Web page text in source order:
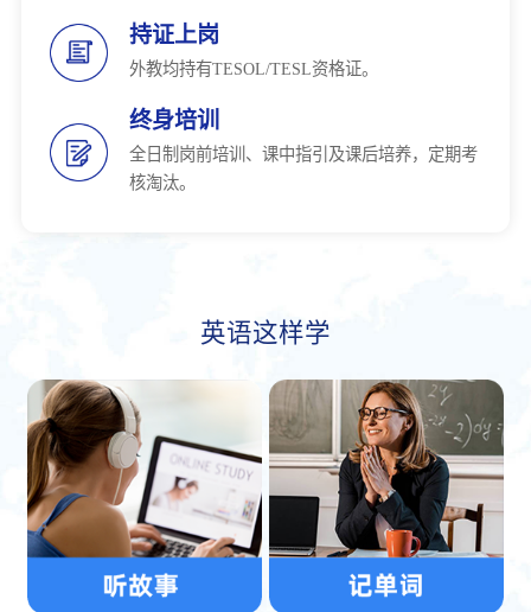
持证上岗
外教均持有TESOL/TESL资格证。
终身培训
全日制岗前培训、课中指引及课后培养，定期考
核淘汰。
英语这样学